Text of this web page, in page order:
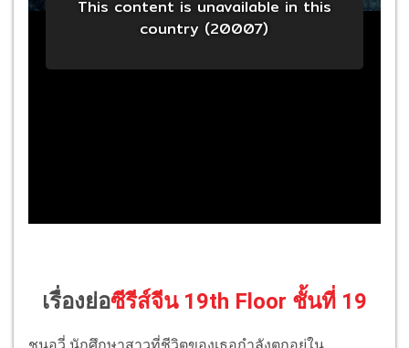
เรื่องย่อซีรีส์จีน 19th Floor ชั้นที่ 19
ชุนอวี่ นักศึกษาสาวที่ชีวิตของเธอกำลังตกอยู่ใน